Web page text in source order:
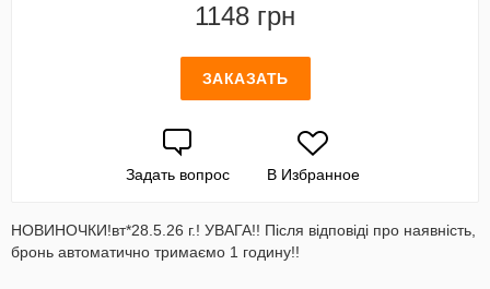
1148 грн
ЗАКАЗАТЬ
Задать вопрос В Избранное
НОВИНОЧКИ!вт*28.5.26 г.! УВАГА!! Після відповіді про наявність,
бронь автоматично тримаємо 1 годину!!